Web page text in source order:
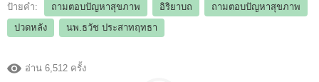
ป้ายคำ: ถามตอบปัญหาสุขภาพ อิริยาบถ
ถามตอบปัญหาสุขภาพ
ปวดหลัง
นพ.ธวัช ประสาทฤทธา
อ่าน 6,512 ครั้ง